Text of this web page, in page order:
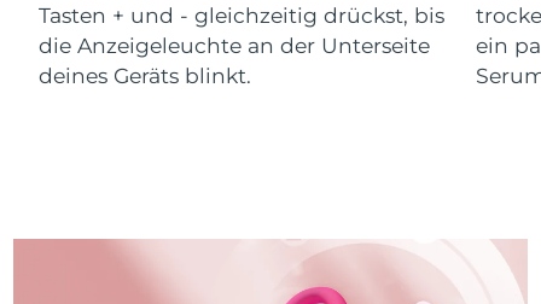
Tasten + und - gleichzeitig drückst, bis
die Anzeigeleuchte an der Unterseite
deines Geräts blinkt.
ein